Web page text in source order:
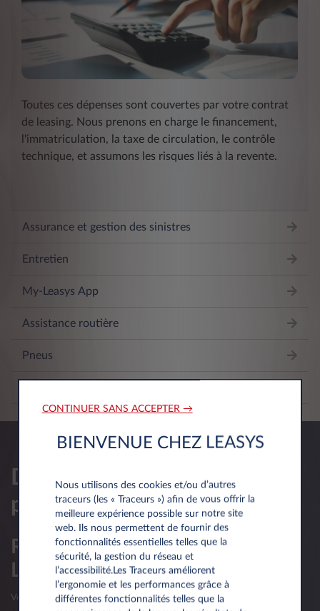
Toutes ces dépenses sont couvertes par votre contrat
de leasing. Nous prenons en charge le financement,
l'immatriculation, la taxe de circulation, le contrôle
technique, et assumons les risques liés à la revente.
Assurance et gestion des sinistres
Entretien
My-Leasys App
Assistance routière
Pneus
Demander une offre
personnalisee
Réservé aux professionnels du
Luxembourg
Votre société luxembourgeoise a moins d’un an d’existence?
CONTINUER SANS ACCEPTER →
BIENVENUE CHEZ LEASYS
Nous utilisons des cookies et/ou d’autres
traceurs (les « Traceurs ») afin de vous offrir la
meilleure expérience possible sur notre site
web. Ils nous permettent de fournir des
fonctionnalités essentielles telles que la
sécurité, la gestion du réseau et
l’accessibilité.Les Traceurs améliorent
l’ergonomie et les performances grâce à
différentes fonctionnalités telles que la